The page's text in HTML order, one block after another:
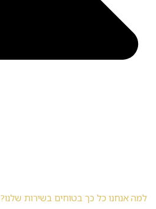
למה אנחנו כל כך בטוחים בשירות שלנו?